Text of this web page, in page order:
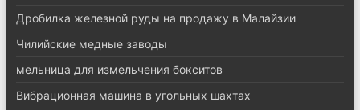
Дробилка железной руды на продажу в Малайзии
Чилийские медные заводы
мельница для измельчения бокситов
Вибрационная машина в угольных шахтах